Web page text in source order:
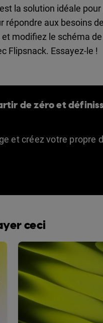
la solution idéale
répondre aux besoins
modifiez le schéma
Flipsnack. Essayez-le !
de zéro et
et créez votre propre
ceci